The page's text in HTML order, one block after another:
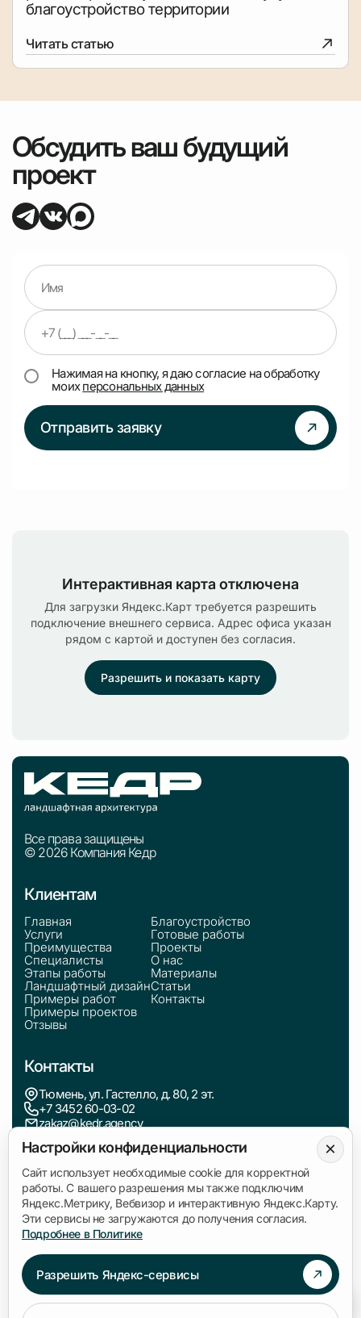
благоустройство территории
Читать статью
Обсудить ваш будущий
проект
Нажимая на кнопку, я даю согласие на обработку
моихперсональных данных
Отправить заявку
Интерактивная карта отключена
Для загрузки Яндекс.Карт требуется разрешить
подключение внешнего сервиса. Адрес офиса указан
рядом с картой и доступен без согласия.
Разрешить и показать карту
Все права защищены
© 2026 Компания Кедр
Клиентам
Главная
Услуги
Преимущества
Специалисты
Этапы работы
Ландшафтный дизайн
Примеры работ
Примеры проектов
Отзывы
Благоустройство
Готовые работы
Проекты
О нас
Материалы
Статьи
Контакты
Контакты
Тюмень, ул. Гастелло, д. 80, 2 эт.
+7 3452 60-03-02
zakaz@kedr.agency
Информация
Политика обработки персональных данных
Согласие на обработку данных
Связаться с нами
Написать в Telegram
×
Настройки конфиденциальности
Сайт использует необходимые cookie для корректной
работы. С вашего разрешения мы также подключим
Яндекс.Метрику, Вебвизор и интерактивную Яндекс.Карту.
Эти сервисы не загружаются до получения согласия.
Подробнее в Политике
Разрешить Яндекс-сервисы